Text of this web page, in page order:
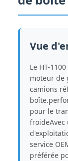
Vue
Le HT-
moteur de
camions
pour le
service
préférée